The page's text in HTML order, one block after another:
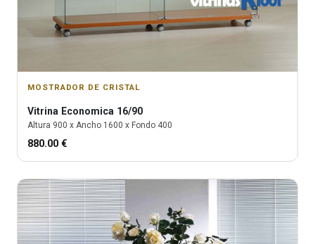
MOSTRADOR DE CRISTAL
Vitrina Economica 16/90
Altura 900 x Ancho 1600 x Fondo 400
880.00 €